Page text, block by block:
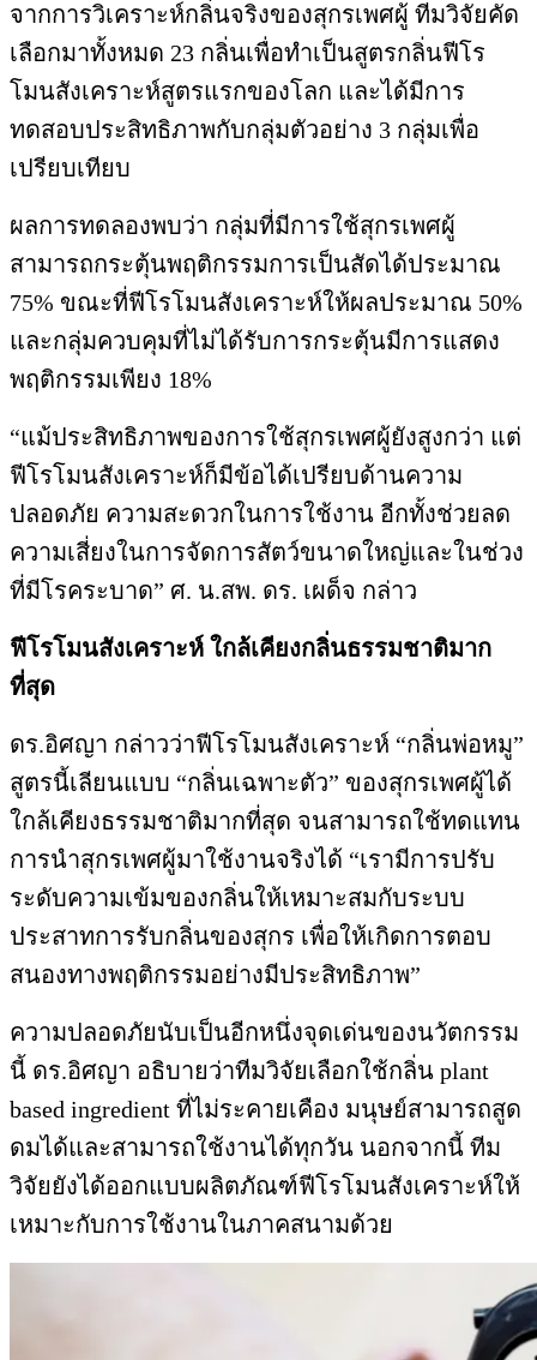
จากการวิเคราะห์กลิ่นจริงของสุกรเพศผู้ ทีมวิจัยคัด
เลือกมาทั้งหมด 23 กลิ่นเพื่อทำเป็นสูตรกลิ่นฟีโร
โมนสังเคราะห์สูตรแรกของโลก และได้มีการ
ทดสอบประสิทธิภาพกับกลุ่มตัวอย่าง 3 กลุ่มเพื่อ
เปรียบเทียบ
ผลการทดลองพบว่า กลุ่มที่มีการใช้สุกรเพศผู้
สามารถกระตุ้นพฤติกรรมการเป็นสัดได้ประมาณ
75% ขณะที่ฟีโรโมนสังเคราะห์ให้ผลประมาณ 50%
และกลุ่มควบคุมที่ไม่ได้รับการกระตุ้นมีการแสดง
พฤติกรรมเพียง 18%
“แม้ประสิทธิภาพของการใช้สุกรเพศผู้ยังสูงกว่า แต่
ฟีโรโมนสังเคราะห์ก็มีข้อได้เปรียบด้านความ
ปลอดภัย ความสะดวกในการใช้งาน อีกทั้งช่วยลด
ความเสี่ยงในการจัดการสัตว์ขนาดใหญ่และในช่วง
ที่มีโรคระบาด” ศ. น.สพ. ดร. เผด็จ กล่าว
ฟีโรโมนสังเคราะห์ ใกล้เคียงกลิ่นธรรมชาติมาก
ที่สุด
ดร.อิศญา กล่าวว่าฟีโรโมนสังเคราะห์ “กลิ่นพ่อหมู”
สูตรนี้เลียนแบบ “กลิ่นเฉพาะตัว” ของสุกรเพศผู้ได้
ใกล้เคียงธรรมชาติมากที่สุด จนสามารถใช้ทดแทน
การนำสุกรเพศผู้มาใช้งานจริงได้ “เรามีการปรับ
ระดับความเข้มของกลิ่นให้เหมาะสมกับระบบ
ประสาทการรับกลิ่นของสุกร เพื่อให้เกิดการตอบ
สนองทางพฤติกรรมอย่างมีประสิทธิภาพ”
ความปลอดภัยนับเป็นอีกหนึ่งจุดเด่นของนวัตกรรม
นี้ ดร.อิศญา อธิบายว่าทีมวิจัยเลือกใช้กลิ่น plant
based ingredient ที่ไม่ระคายเคือง มนุษย์สามารถสูด
ดมได้และสามารถใช้งานได้ทุกวัน นอกจากนี้ ทีม
วิจัยยังได้ออกแบบผลิตภัณฑ์ฟีโรโมนสังเคราะห์ให้
เหมาะกับการใช้งานในภาคสนามด้วย